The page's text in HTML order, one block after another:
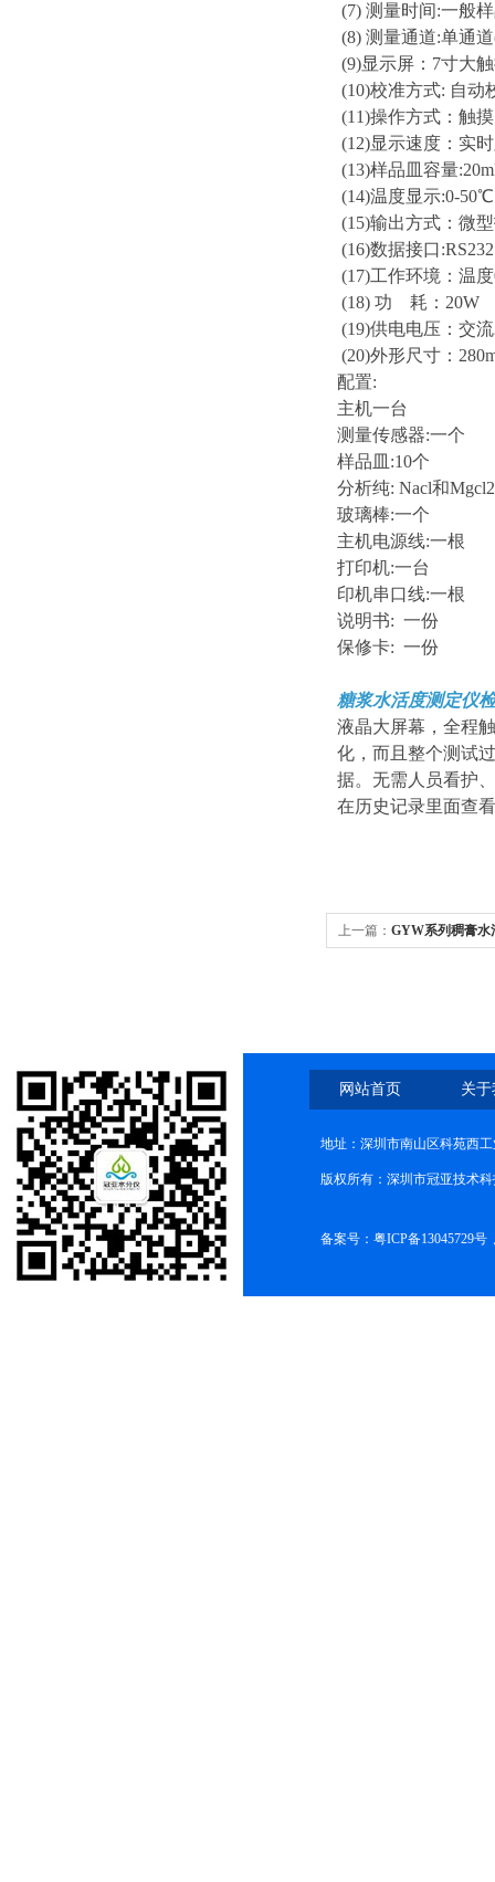
(7) 测量时间:一般
(8) 测量通道:单通
(9)显示屏：7寸大
(10)校准方式: 自动
(11)操作方式：触摸
(12)显示速度：实
(13)样品皿容量
(14)温度显示:0-50℃
(15)输出方式：微
(16)数据接口:RS232
(17)工作环境：温
(18) 功 耗：20W
(19)供电电压：交
(20)外形尺寸：
配置:
主机一台
测量传感器:一个
样品皿:10个
分析纯: Nacl和
玻璃棒:一个
主机电源线:一根
打印机:一台
印机串口线:一根
说明书: 一份
保修卡: 一份
糖浆水活度测定仪
液晶大屏幕，全程
化，而且整个测试
据。无需人员看护
在历史记录里面查
上一篇： GYW系列稠膏水
网站首页 关
地址：深圳市南山区科苑西
版权所有：深圳市冠亚技术
备案号： 粤ICP备13045729号